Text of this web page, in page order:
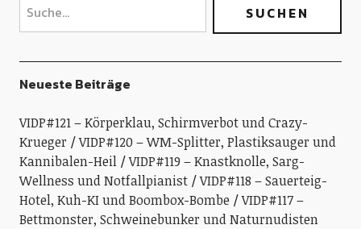
Neueste Beiträge
VIDP#121 – Körperklau, Schirmverbot und Crazy-
Krueger
VIDP#120 – WM-Splitter, Plastiksauger und
Kannibalen-Heil
VIDP#119 – Knastknolle, Sarg-
Wellness und Notfallpianist
VIDP#118 – Sauerteig-
Hotel, Kuh-KI und Boombox-Bombe
VIDP#117 –
Bettmonster, Schweinebunker und Naturnudisten